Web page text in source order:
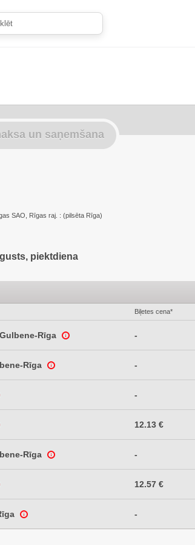
un saņemšana
SAO, Rīgas raj. : (pilsēta Rīga)
piektdiena
Biļetes cena*
Rīga -
Rīga -
-
12.13 €
Rīga -
12.57 €
-